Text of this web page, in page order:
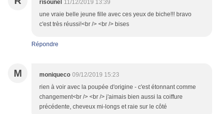
risounel 11/12/2019 13:39
une vraie belle jeune fille avec ces yeux de biche!!! bravo
c'est très réussi!<br /> <br /> bises
Répondre
M moniqueco 09/12/2019 15:23
rien à voir avec la poupée d'origine - c'est étonnant comme
changement<br /> <br /> j'aimais bien aussi la coiffure
précédente, cheveux mi-longs et raie sur le côté